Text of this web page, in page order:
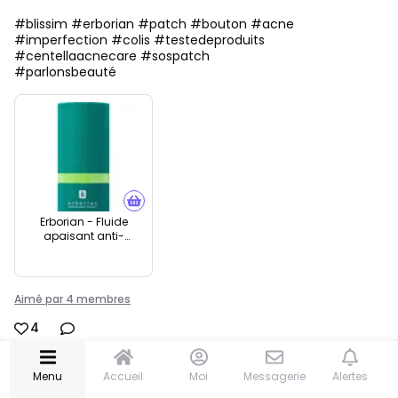
🆕 Blissim news
JE PARTICIPE
🏆 Concours
💬 Répondre au chat
✨ CREATORS
❓ Box summer 2026
🎙️ Podcast
💁🏻‍♀️ Soins visage
💄 Maquillage
#blissim #erborian #patch #bouton #acne
#imperfection #colis #testedeproduits
#centellaacnecare #sospatch
#parlonsbeauté
Erborian - Fluide
apaisant anti-
Aimé par 4 membres
4
Menu Accueil Moi Messagerie Alertes